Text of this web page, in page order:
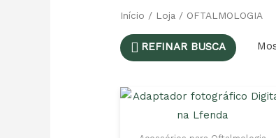
Início / Loja / OFTALMOLOGIA
REFINAR BUSCA